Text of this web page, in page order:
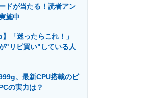
×テクノロジーの最前線
ドが当たる！読者アン
施中
】「迷ったらこれ！」
"リピ買い"している人
、最新CPU搭載のビ
の実力は？